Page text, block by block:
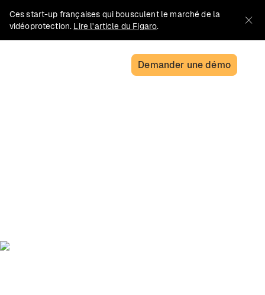
Ces start-up françaises qui bousculent le marché de la
vidéoprotection. Lire l'article du Figaro.
Demander une démo